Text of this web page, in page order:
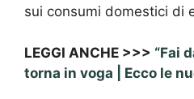
sui consumi domestici di
LEGGI ANCHE >>> “Fai
torna in voga | Ecco le